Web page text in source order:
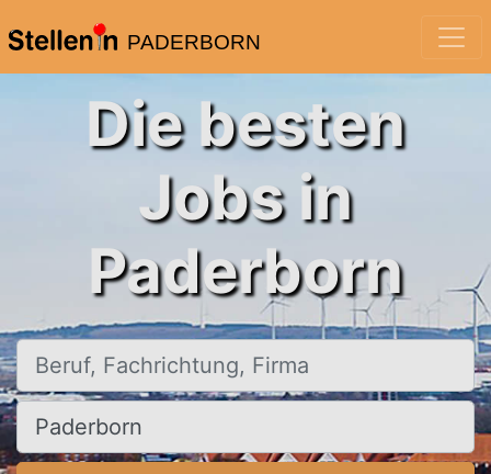
PADERBORN
Die besten
Jobs in
Paderborn
Beruf, Fachrichtung, Firma
Ort, Stadt